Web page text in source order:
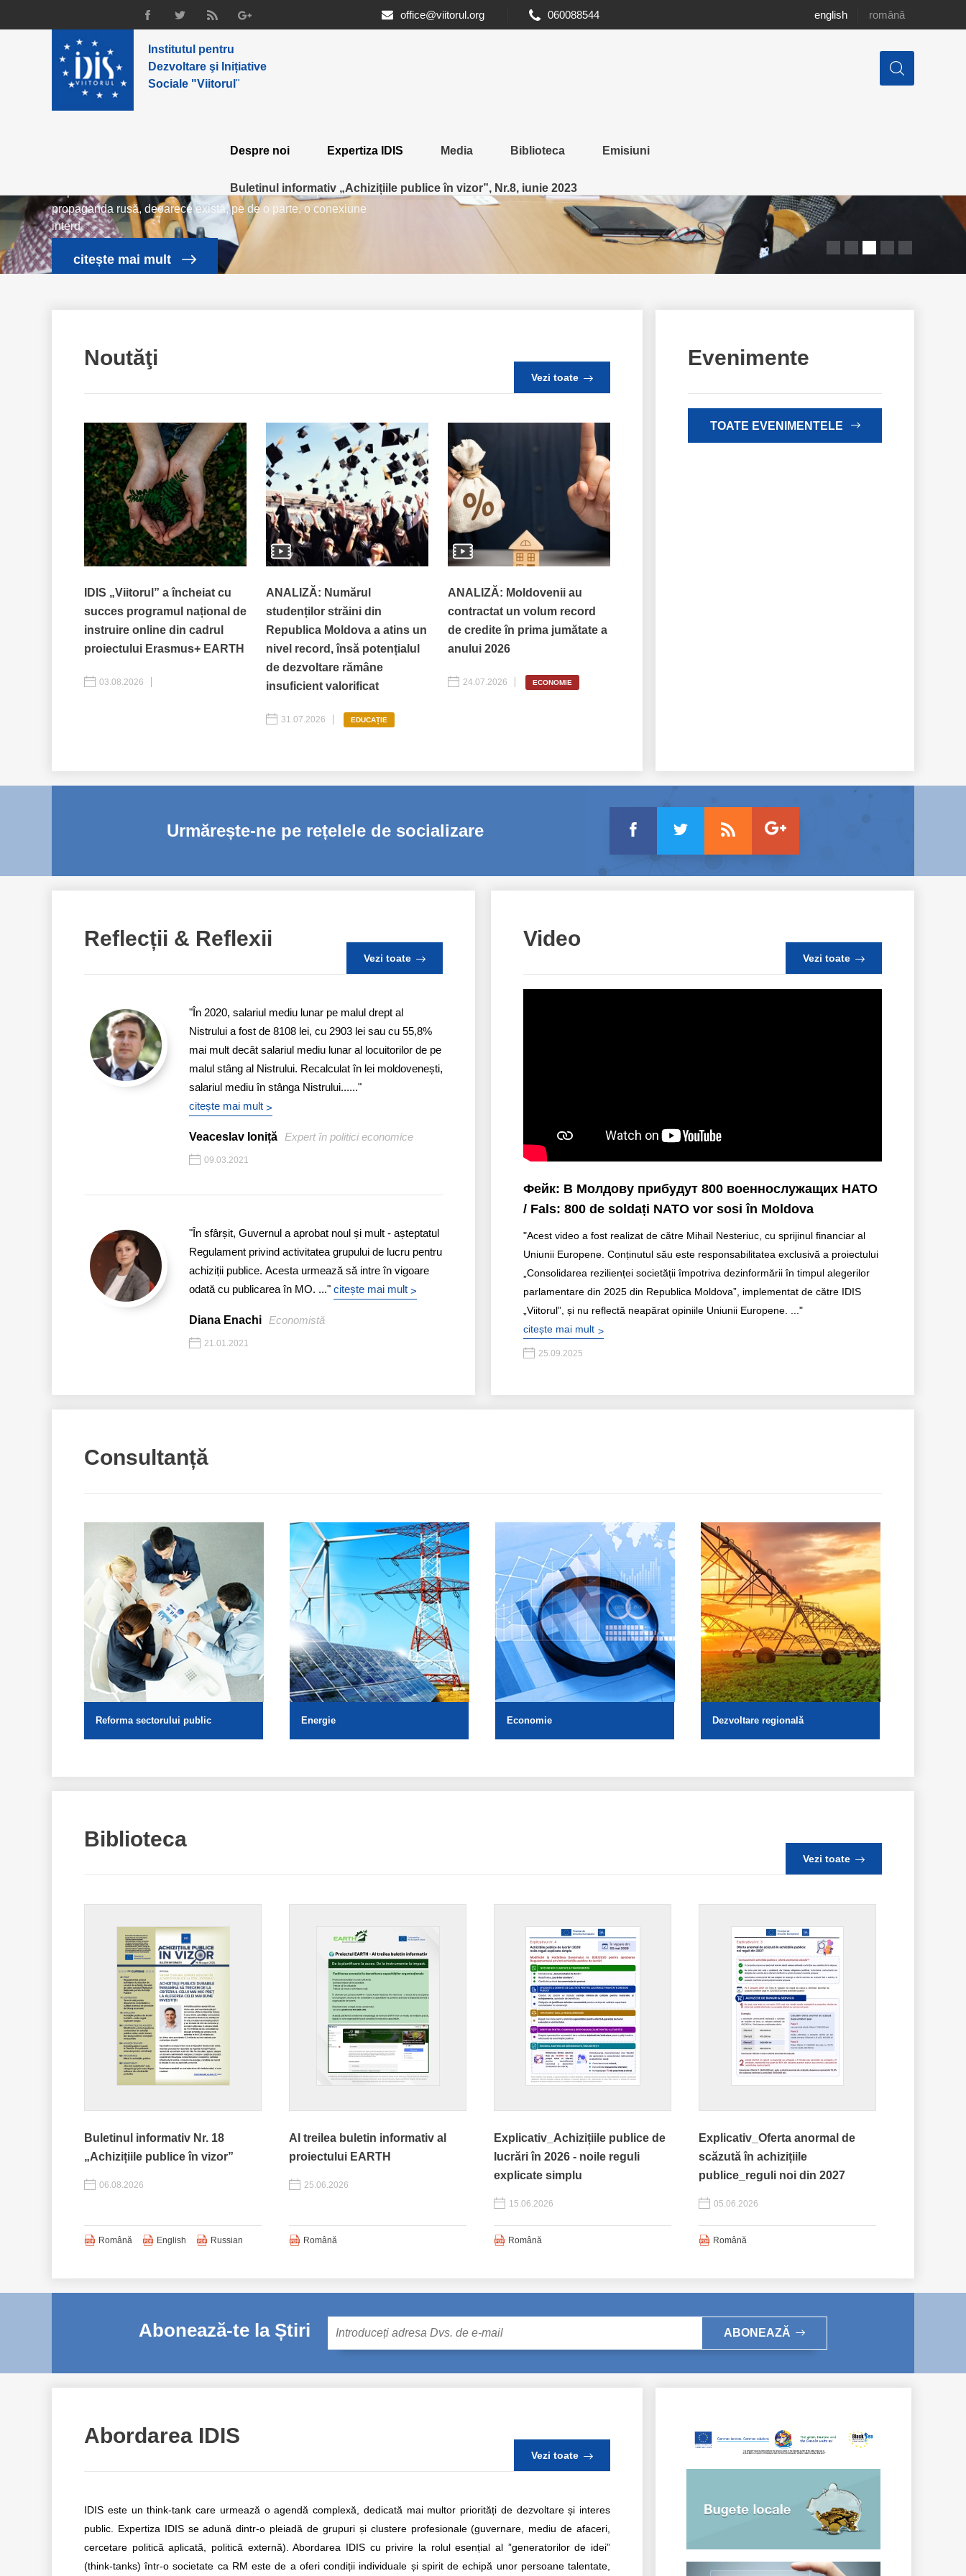
office@viitorul.org 060088544 english română
Institutul pentru
Dezvoltare şi Inițiative
Sociale "Viitorul "
Despre noi Expertiza IDIS Media Biblioteca Emisiuni
Buletinul informativ „Achizițiile publice în vizor”, Nr.8, iunie 2023
intenționat și manipulează societatea, acționând în inter
Republica Moldova este în continuare un teren fertil pentru
propaganda rusă, deoarece există, pe de o parte, o conexiune
interd
citește mai mult
Noutăţi
Vezi toate
IDIS „Viitorul” a încheiat cu
succes programul național de
instruire online din cadrul
proiectului Erasmus+ EARTH
03.08.2026
ANALIZĂ: Numărul
studenților străini din
Republica Moldova a atins un
nivel record, însă potențialul
de dezvoltare rămâne
insuficient valorificat
31.07.2026 EDUCAȚIE
ANALIZĂ: Moldovenii au
contractat un volum record
de credite în prima jumătate a
anului 2026
24.07.2026 ECONOMIE
Evenimente
TOATE EVENIMENTELE
Urmărește-ne pe rețelele de socializare
Reflecții & Reflexii
Vezi toate
"În 2020, salariul mediu lunar pe malul drept al
Nistrului a fost de 8108 lei, cu 2903 lei sau cu 55,8%
mai mult decât salariul mediu lunar al locuitorilor de pe
malul stâng al Nistrului. Recalculat în lei moldovenești,
salariul mediu în stânga Nistrului......"
citește mai mult >
Veaceslav Ioniță Expert în politici economice
09.03.2021
"În sfârșit, Guvernul a aprobat noul și mult - așteptatul
Regulament privind activitatea grupului de lucru pentru
achiziții publice. Acesta urmează să intre în vigoare
odată cu publicarea în MO. ..." citește mai mult >
Diana Enachi Economistă
21.01.2021
Video
Vezi toate
Фейк: В Молдову прибудут 800 военнослужащих НАТО
/ Fals: 800 de soldați NATO vor sosi în Moldova
"Acest video a fost realizat de către Mihail Nesteriuc, cu sprijinul financiar al
Uniunii Europene. Conținutul său este responsabilitatea exclusivă a proiectului
„Consolidarea rezilienței societății împotriva dezinformării în timpul alegerilor
parlamentare din 2025 din Republica Moldova”, implementat de către IDIS
„Viitorul”, și nu reflectă neapărat opiniile Uniunii Europene. ..."
citește mai mult >
25.09.2025
Consultanță
Reforma sectorului public Energie Economie Dezvoltare regională
Biblioteca
Vezi toate
Buletinul informativ Nr. 18
„Achizițiile publice în vizor”
06.08.2026
Română English Russian
Al treilea buletin informativ al
proiectului EARTH
25.06.2026
Română
Explicativ_Achizițiile publice de
lucrări în 2026 - noile reguli
explicate simplu
15.06.2026
Română
Explicativ_Oferta anormal de
scăzută în achizițiile
publice_reguli noi din 2027
05.06.2026
Română
Abonează-te la Știri ABONEAZĂ
Abordarea IDIS
Vezi toate
IDIS este un think-tank care urmează o agendă complexă, dedicată mai multor priorități de dezvoltare și interes
public. Expertiza IDIS se adună dintr-o pleiadă de grupuri și clustere profesionale (guvernare, mediu de afaceri,
cercetare politică aplicată, politică externă). Abordarea IDIS cu privire la rolul esențial al ”generatorilor de idei”
(think-tanks) într-o societate ca RM este de a oferi condiții individuale și spirit de echipă unor persoane talentate,